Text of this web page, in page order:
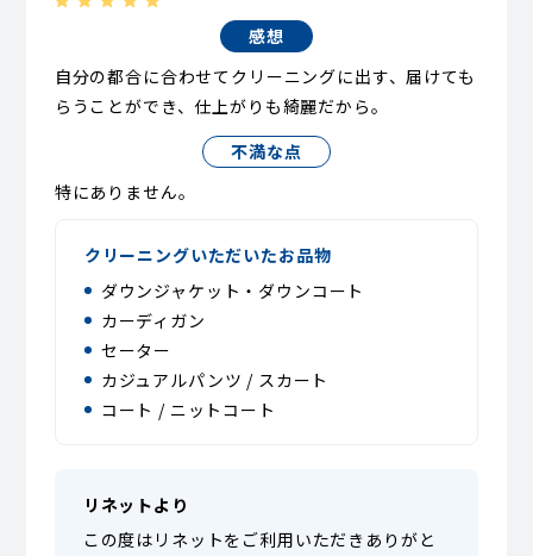
感想
自分の都合に合わせてクリーニングに出す、届けても
らうことができ、仕上がりも綺麗だから。
不満な点
特にありません。
クリーニングいただいたお品物
ダウンジャケット・ダウンコート
カーディガン
セーター
カジュアルパンツ / スカート
コート / ニットコート
リネットより
この度はリネットをご利用いただきありがと